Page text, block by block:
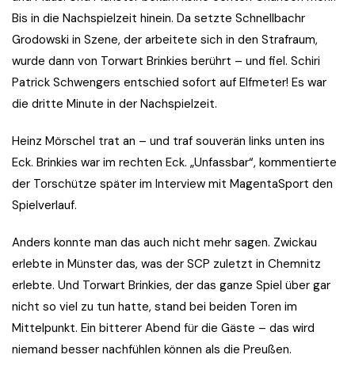
Bis in die Nachspielzeit hinein. Da setzte Schnellbachr
Grodowski in Szene, der arbeitete sich in den Strafraum,
wurde dann von Torwart Brinkies berührt – und fiel. Schiri
Patrick Schwengers entschied sofort auf Elfmeter! Es war
die dritte Minute in der Nachspielzeit.
Heinz Mörschel trat an – und traf souverän links unten ins
Eck. Brinkies war im rechten Eck. „Unfassbar“, kommentierte
der Torschütze später im Interview mit MagentaSport den
Spielverlauf.
Anders konnte man das auch nicht mehr sagen. Zwickau
erlebte in Münster das, was der SCP zuletzt in Chemnitz
erlebte. Und Torwart Brinkies, der das ganze Spiel über gar
nicht so viel zu tun hatte, stand bei beiden Toren im
Mittelpunkt. Ein bitterer Abend für die Gäste – das wird
niemand besser nachfühlen können als die Preußen.